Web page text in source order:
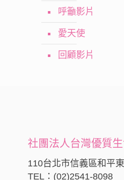
呼籲影片
愛天使
回顧影片
社團法人台灣優質
110台北市信義區和平
TEL：(02)2541-8098